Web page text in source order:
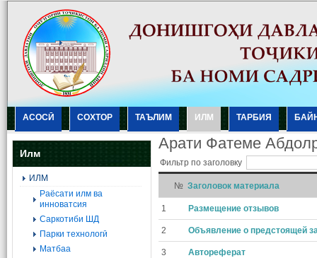
АСОСӢ СОХТОР ТАЪЛИМ ИЛМ ТАРБИЯ
Илм
ИЛМ
Раёсати илм ва
инноватсия
Саркотиби ШД
Парки технологӣ
Матбаа
Арати Фатеме
Фильтр по заголовку
№ Заголовок материала
1 Размещение отзывов
2 Объявление о предстоящей
3 Автореферат